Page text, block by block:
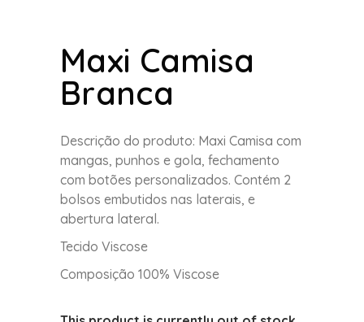
Maxi Camisa
Branca
Descrição do produto: Maxi Camisa com
mangas, punhos e gola, fechamento
com botões personalizados. Contém 2
bolsos embutidos nas laterais, e
abertura lateral.
Tecido Viscose
Composição 100% Viscose